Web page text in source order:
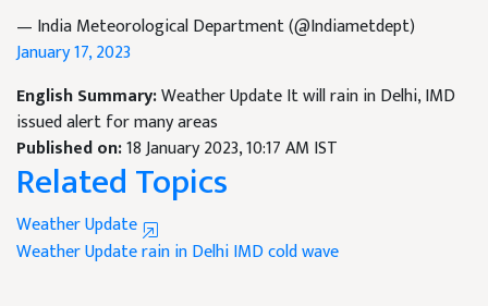
— India Meteorological Department (@Indiametdept)
January 17, 2023
English Summary:Weather Update It will rain in Delhi, IMD
issued alert for many areas
Published on:18 January 2023, 10:17 AM IST
Related Topics
Weather Update
Weather Updaterain in DelhiIMDcold wave